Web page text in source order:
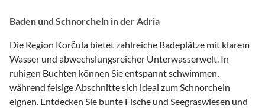
Baden und Schnorcheln in der Adria
Die Region Korčula bietet zahlreiche Badeplätze mit klarem
Wasser und abwechslungsreicher Unterwasserwelt. In
ruhigen Buchten können Sie entspannt schwimmen,
während felsige Abschnitte sich ideal zum Schnorcheln
eignen. Entdecken Sie bunte Fische und Seegraswiesen und